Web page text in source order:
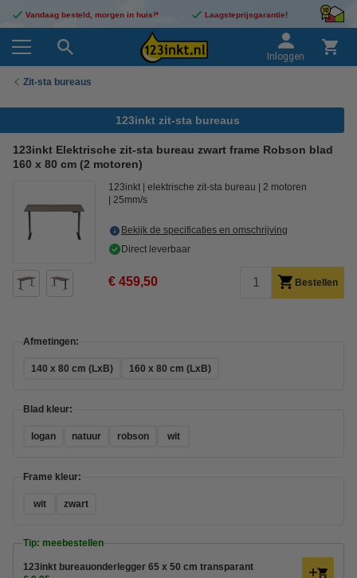
Vandaag besteld, morgen in huis!* Laagsteprijsgarantie!
Inloggen
Zit-sta bureaus
123inkt zit-sta bureaus
123inkt Elektrische zit-sta bureau zwart frame Robson blad
160 x 80 cm (2 motoren)
123inkt elektrische zit-sta bureau
2 motoren
25mm/s
Bekijk de specificaties en omschrijving
Direct leverbaar
€ 459,50 Bestellen
Afmetingen:
140 x 80 cm (LxB) 160 x 80 cm (LxB)
Blad kleur:
logan natuur robson wit
Frame kleur:
wit zwart
Tip: meebestellen
123inkt bureauonderlegger 65 x 50 cm transparant